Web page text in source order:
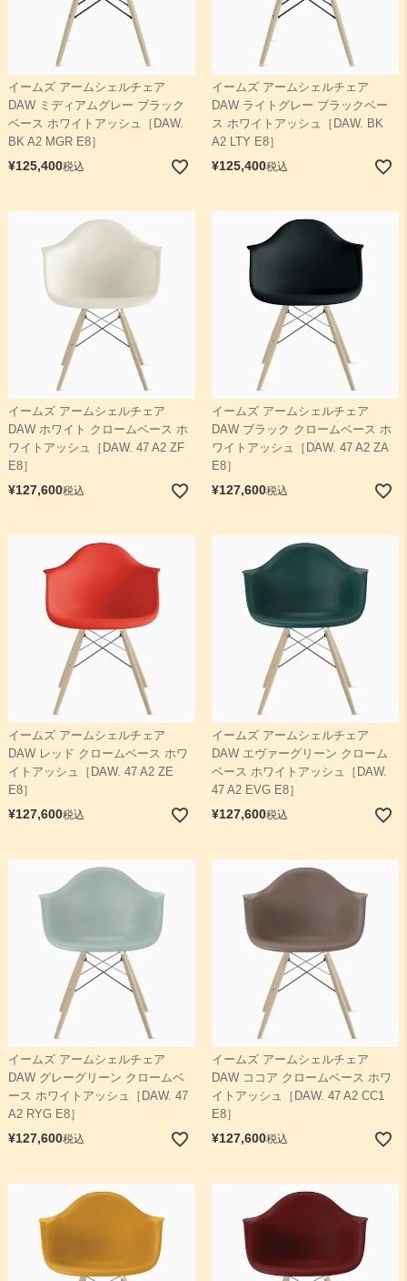
イームズ アームシェルチェア
DAW ミディアムグレー ブラック
ベース ホワイトアッシュ［DAW.
BK A2 MGR E8］
¥125,400税込
イームズ アームシェルチェア
DAW ライトグレー ブラックベー
ス ホワイトアッシュ［DAW. BK
A2 LTY E8］
¥125,400税込
イームズ アームシェルチェア
DAW ホワイト クロームベース ホ
ワイトアッシュ［DAW. 47 A2 ZF
E8］
¥127,600税込
イームズ アームシェルチェア
DAW ブラック クロームベース ホ
ワイトアッシュ［DAW. 47 A2 ZA
E8］
¥127,600税込
イームズ アームシェルチェア
DAW レッド クロームベース ホワ
イトアッシュ［DAW. 47 A2 ZE
E8］
¥127,600税込
イームズ アームシェルチェア
DAW エヴァーグリーン クローム
ベース ホワイトアッシュ［DAW.
47 A2 EVG E8］
¥127,600税込
イームズ アームシェルチェア
DAW グレーグリーン クロームベ
ース ホワイトアッシュ［DAW. 47
A2 RYG E8］
¥127,600税込
イームズ アームシェルチェア
DAW ココア クロームベース ホワ
イトアッシュ［DAW. 47 A2 CC1
E8］
¥127,600税込